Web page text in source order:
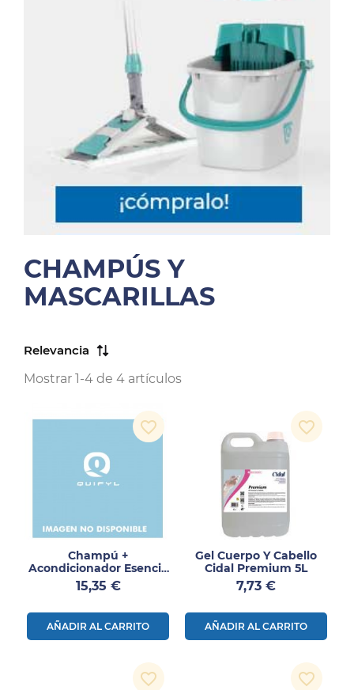
CHAMPÚS Y
MASCARILLAS
Relevancia
Mostrar 1-4 de 4 artículos
Champú +
Acondicionador Esencia
Fusion 5L
Precio
15,35 €
AÑADIR AL CARRITO
favorite_border
Gel Cuerpo Y Cabello
Cidal Premium 5L
Precio
7,73 €
AÑADIR AL CARRITO
favorite_border
favorite_border favorite_border